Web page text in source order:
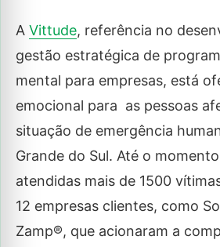
A Vittude, referência no
gestão estratégica de
mental para empresas, está
emocional para as pessoas
situação de emergência
Grande do Sul. Até o
atendidas mais de 1500
12 empresas clientes, como
Zamp®, que acionaram a